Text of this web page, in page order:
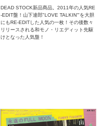
DEAD STOCK新品商品。2011年の人気RE
-EDIT盤！山下達郎"LOVE TALKIN'"を大胆
にもRE-EDITした人気の一枚！その後数々
リリースされる和モノ・リエディット先駆
けとなった人気盤！